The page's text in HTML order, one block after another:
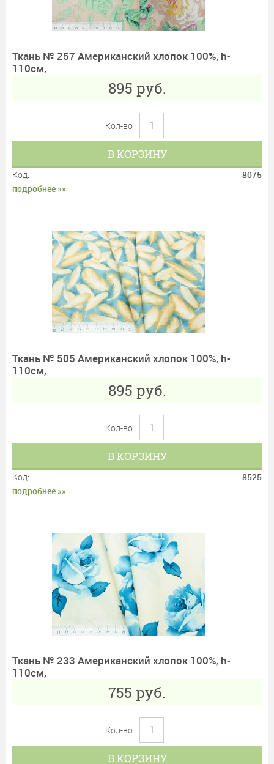
Ткань № 257 Американский хлопок 100%, h-
110см,
895 руб.
Кол-во
В КОРЗИНУ
Код:
8075
подробнее »»
Ткань № 505 Американский хлопок 100%, h-
110см,
895 руб.
Кол-во
В КОРЗИНУ
Код:
8525
подробнее »»
Ткань № 233 Американский хлопок 100%, h-
110см,
755 руб.
Кол-во
В КОРЗИНУ